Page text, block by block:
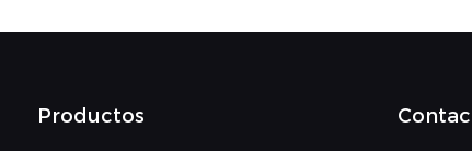
Productos